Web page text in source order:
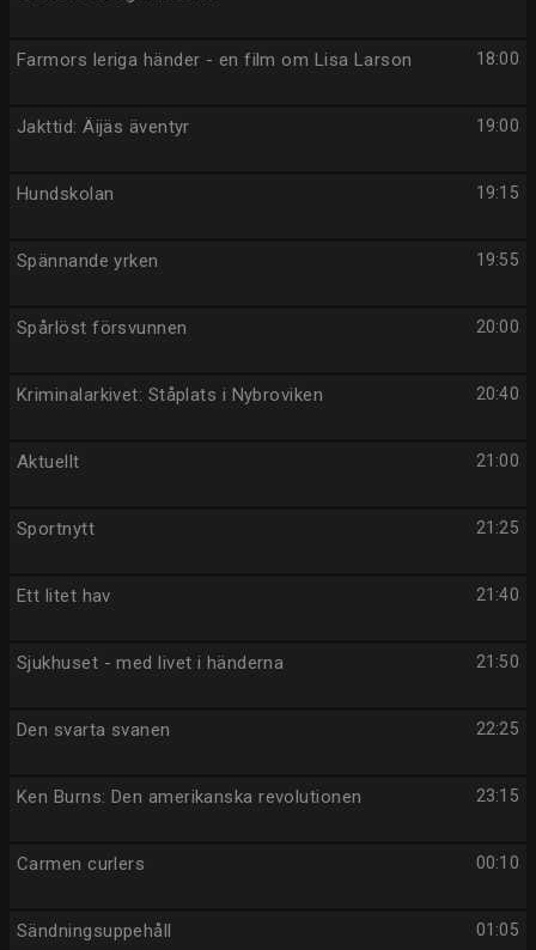
18:00
Farmors leriga händer - en film om Lisa Larson
19:00
Jakttid: Äijäs äventyr
19:15
Hundskolan
19:55
Spännande yrken
20:00
Spårlöst försvunnen
20:40
Kriminalarkivet: Ståplats i Nybroviken
21:00
Aktuellt
21:25
Sportnytt
21:40
Ett litet hav
21:50
Sjukhuset - med livet i händerna
22:25
Den svarta svanen
23:15
Ken Burns: Den amerikanska revolutionen
00:10
Carmen curlers
01:05
Sändningsuppehåll